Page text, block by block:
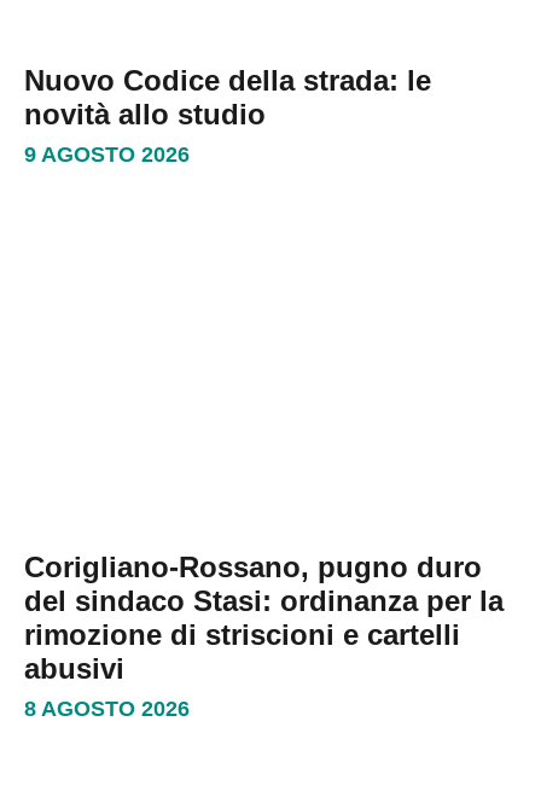
Nuovo Codice della strada: le
novità allo studio
9 AGOSTO 2026
Corigliano-Rossano, pugno duro
del sindaco Stasi: ordinanza per la
rimozione di striscioni e cartelli
abusivi
8 AGOSTO 2026